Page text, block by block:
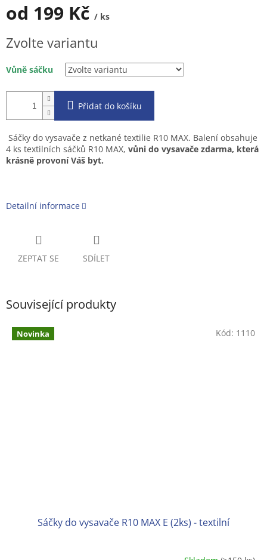
od 199 Kč / ks
cena:
Zvolte variantu
Vůně sáčku
Přidat do košíku
Sáčky do vysavače z netkané textilie R10 MAX. Balení obsahuje
4 ks textilních sáčků R10 MAX, vůni do vysavače zdarma, která
krásně provoní Váš byt.
Detailní informace
ZEPTAT SE SDÍLET
Související produkty
Novinka
Sáčky do vysavače R10 MAX E (2ks) - textilní
Kód: 1110